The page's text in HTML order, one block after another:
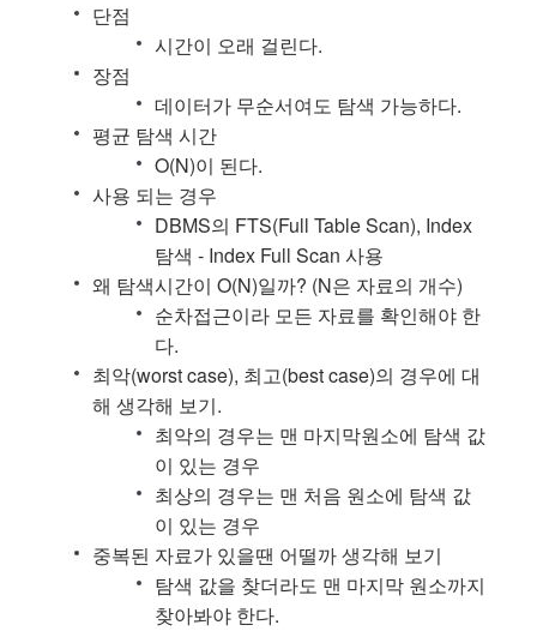
단점
시간이 오래 걸린다.
장점
데이터가 무순서여도 탐색 가능하다.
평균 탐색 시간
O(N)이 된다.
사용 되는 경우
DBMS의 FTS(Full Table Scan), Index
탐색 - Index Full Scan 사용
왜 탐색시간이 O(N)일까? (N은 자료의 개수)
순차접근이라 모든 자료를 확인해야 한
다.
최악(worst case), 최고(best case)의 경우에 대
해 생각해 보기.
최악의 경우는 맨 마지막원소에 탐색 값
이 있는 경우
최상의 경우는 맨 처음 원소에 탐색 값
이 있는 경우
중복된 자료가 있을땐 어떨까 생각해 보기
탐색 값을 찾더라도 맨 마지막 원소까지
찾아봐야 한다.